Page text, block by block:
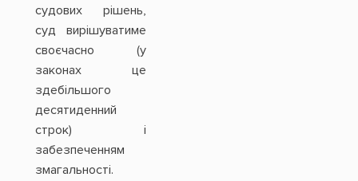
судових рішень,
суд вирішуватиме
своєчасно (у
законах це
здебільшого
десятиденний
строк) і
забезпеченням
змагальності.